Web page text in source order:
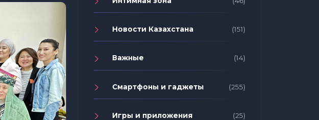
Новости Казахстана (151)
Важные (14)
Смартфоны и гаджеты (255)
Игры и приложения (25)